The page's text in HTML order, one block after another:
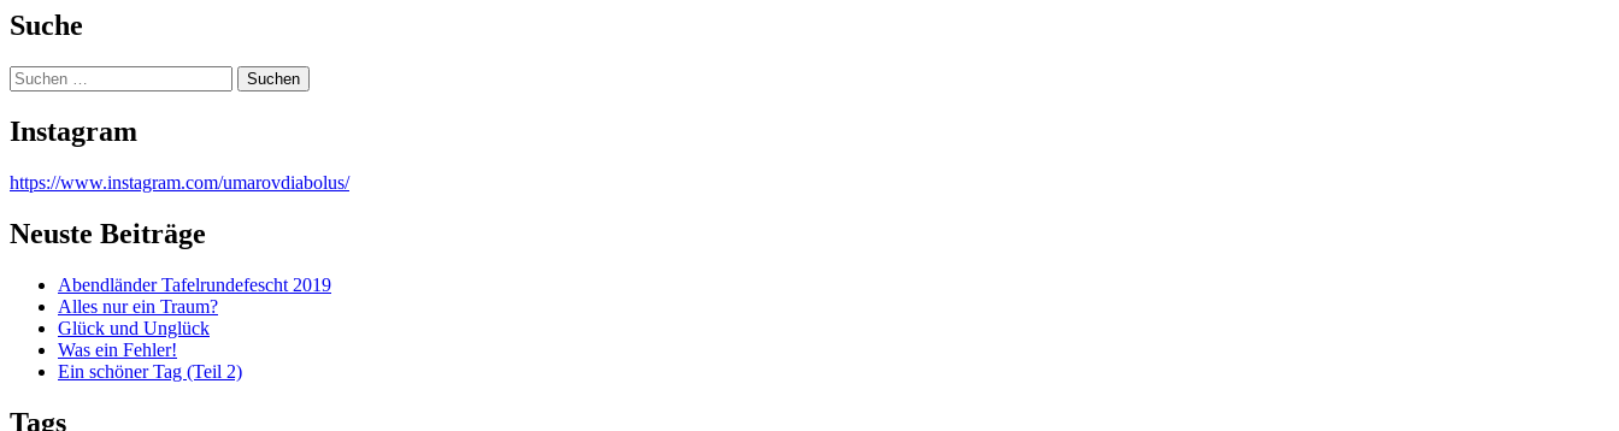
Suche
Suchen
nach:
Instagram
https://www.instagram.com/umarovdiabolus/
Neuste Beiträge
Abendländer Tafelrundefescht 2019
Alles nur ein Traum?
Glück und Unglück
Was ein Fehler!
Ein schöner Tag (Teil 2)
Tags